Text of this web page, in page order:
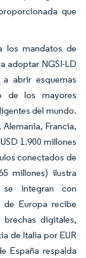
que
los mandatos de
adoptar NGSI-LD
abrir esquemas
de los mayores
del mundo.
Francia,
1.900 millones
conectados de
millones) ilustra
integran con
de Europa recibe
digitales,
de Italia por EUR
España respalda